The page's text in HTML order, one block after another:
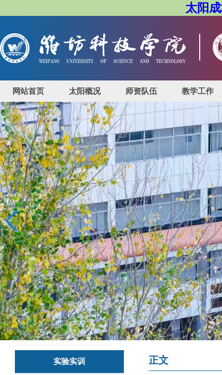
太阳
网站首页 太阳概况 师资队伍 教学工作
实验实训 正文